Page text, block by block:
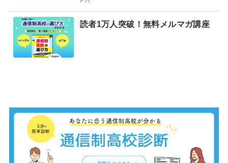
読者1万人突破！無料メルマガ講座